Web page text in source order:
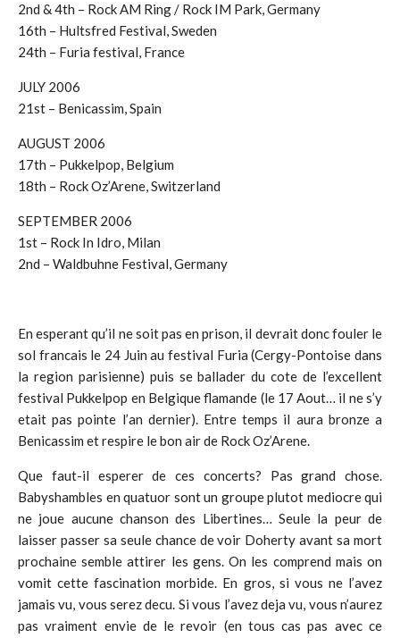
2nd & 4th – Rock AM Ring / Rock IM Park, Germany
16th – Hultsfred Festival, Sweden
24th – Furia festival, France
JULY 2006
21st – Benicassim, Spain
AUGUST 2006
17th – Pukkelpop, Belgium
18th – Rock Oz’Arene, Switzerland
SEPTEMBER 2006
1st – Rock In Idro, Milan
2nd – Waldbuhne Festival, Germany
En esperant qu’il ne soit pas en prison, il devrait donc fouler le
sol francais le 24 Juin au festival Furia (Cergy-Pontoise dans
la region parisienne) puis se ballader du cote de l’excellent
festival Pukkelpop en Belgique flamande (le 17 Aout… il ne s’y
etait pas pointe l’an dernier). Entre temps il aura bronze a
Benicassim et respire le bon air de Rock Oz’Arene.
Que faut-il esperer de ces concerts? Pas grand chose.
Babyshambles en quatuor sont un groupe plutot mediocre qui
ne joue aucune chanson des Libertines… Seule la peur de
laisser passer sa seule chance de voir Doherty avant sa mort
prochaine semble attirer les gens. On les comprend mais on
vomit cette fascination morbide. En gros, si vous ne l’avez
jamais vu, vous serez decu. Si vous l’avez deja vu, vous n’aurez
pas vraiment envie de le revoir (en tous cas pas avec ce